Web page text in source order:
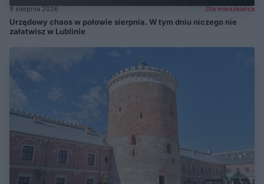
9 sierpnia 2026 Dla mieszkańca
Urzędowy chaos w połowie sierpnia. W tym dniu niczego nie
załatwisz w Lublinie